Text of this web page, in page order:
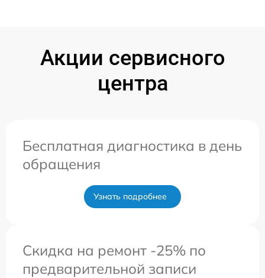
Акции сервисного
центра
Бесплатная диагностика в день
обращения
Узнать подробнее
Скидка на ремонт -25% по
предварительной записи